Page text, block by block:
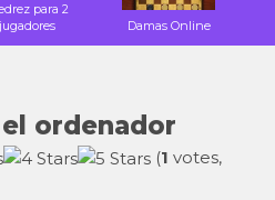
para 2
jugadores
Damas Online
ordenador
(1 votes,